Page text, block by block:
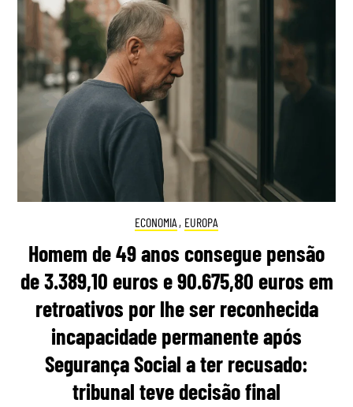
ECONOMIA , EUROPA
Homem de 49 anos consegue pensão
de 3.389,10 euros e 90.675,80 euros em
retroativos por lhe ser reconhecida
incapacidade permanente após
Segurança Social a ter recusado:
tribunal teve decisão final